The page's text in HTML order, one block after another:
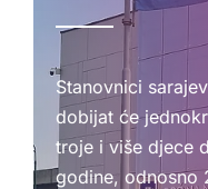
Stanovnici
dobijat će
troje i više djece
godine, odnosno